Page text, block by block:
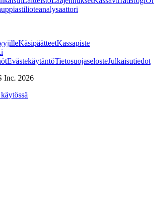
KäsipäätteetKassapiste
EvästekäytäntöTietosuojaselosteJulkaisutiedot
Inc. 2026